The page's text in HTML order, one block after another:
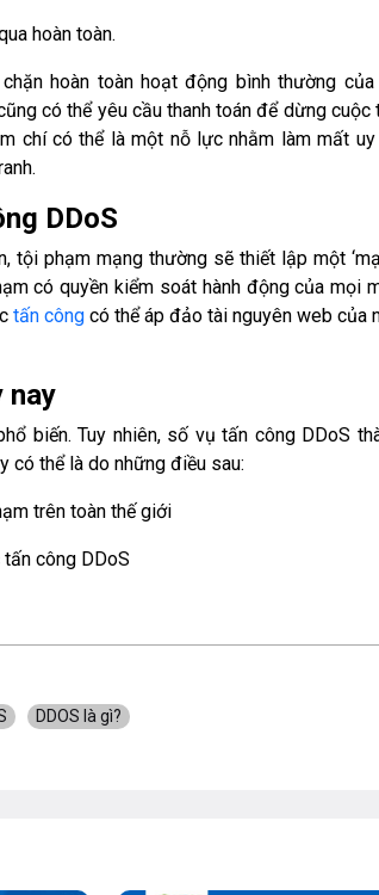
hoàn toàn.
hoàn toàn hoạt động bình thường
có thể yêu cầu thanh toán để dừng cuộc
chí có thể là một nỗ lực nhằm làm mất
DDoS
tội phạm mạng thường sẽ thiết lập một
có quyền kiểm soát hành động của mọi
tấn công có thể áp đảo tài nguyên web của
nay
biến. Tuy nhiên, số vụ tấn công DDoS
có thể là do những điều sau:
trên toàn thế giới
công DDoS
DDOS là gì?